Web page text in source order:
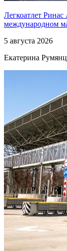
Легкоатлет
международном
5 августа 2026
Екатерина